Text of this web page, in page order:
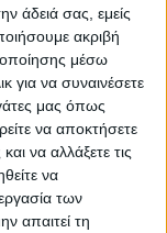
άδειά σας, εμείς
ακριβή
μέσω
για να συναινέσετε
μας όπως
να αποκτήσετε
να αλλάξετε τις
να
των
απαιτεί τη